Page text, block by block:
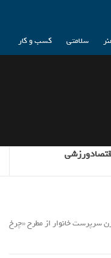
سلامتی کسب و کار
ورزشی
چهار هزار و ۶۲۸ زن سرپرست خانوار از مطرح «چرخ